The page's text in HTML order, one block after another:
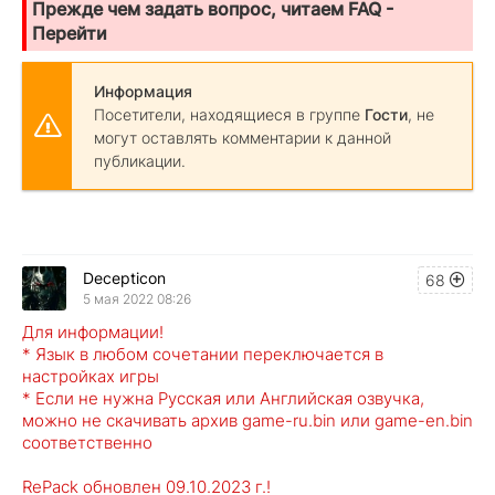
Прежде чем задать вопрос, читаем FAQ -
Перейти
Информация
Посетители, находящиеся в группе Гости, не
могут оставлять комментарии к данной
публикации.
68
Decepticon
5 мая 2022 08:26
Для информации!
* Язык в любом сочетании переключается в
настройках игры
* Если не нужна Русская или Английская озвучка,
можно не скачивать архив game-ru.bin или game-en.bin
соответственно
RePack обновлен 09.10.2023 г.!